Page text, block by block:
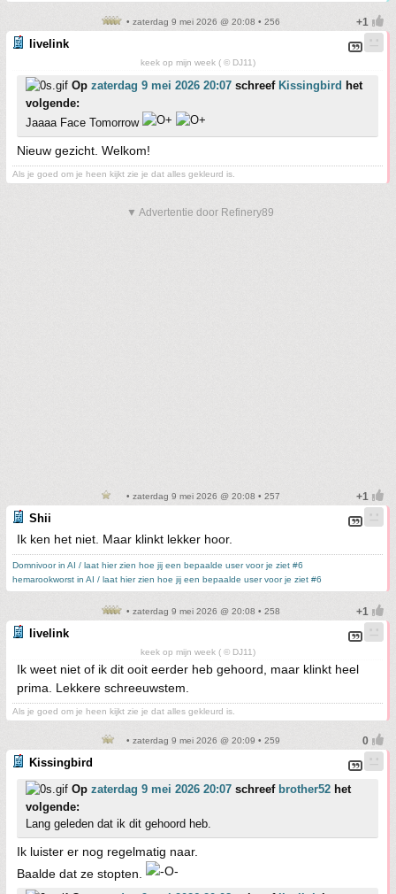
• zaterdag 9 mei 2026 @ 20:08 • 256
livelink
keek op mijn week ( © DJ11)
Op zaterdag 9 mei 2026 20:07 schreef Kissingbird het
volgende:
Jaaaa Face Tomorrow
Nieuw gezicht. Welkom!
Als je goed om je heen kijkt zie je dat alles gekleurd is.
▼ Advertentie door Refinery89
• zaterdag 9 mei 2026 @ 20:08 • 257
Shii
Ik ken het niet. Maar klinkt lekker hoor.
Domnivoor in AI / laat hier zien hoe jij een bepaalde user voor je ziet #6
hemarookworst in AI / laat hier zien hoe jij een bepaalde user voor je ziet #6
• zaterdag 9 mei 2026 @ 20:08 • 258
livelink
keek op mijn week ( © DJ11)
Ik weet niet of ik dit ooit eerder heb gehoord, maar klinkt heel
prima. Lekkere schreeuwstem.
Als je goed om je heen kijkt zie je dat alles gekleurd is.
• zaterdag 9 mei 2026 @ 20:09 • 259
Kissingbird
Op zaterdag 9 mei 2026 20:07 schreef brother52 het
volgende:
Lang geleden dat ik dit gehoord heb.
Ik luister er nog regelmatig naar.
Baalde dat ze stopten.